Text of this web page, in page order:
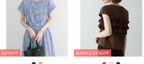
50%OFF 期間限定35%OFF